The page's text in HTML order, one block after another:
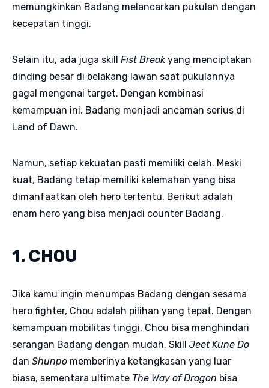
memungkinkan Badang melancarkan pukulan dengan
kecepatan tinggi.
Selain itu, ada juga skill Fist Breakyang menciptakan
dinding besar di belakang lawan saat pukulannya
gagal mengenai target. Dengan kombinasi
kemampuan ini, Badang menjadi ancaman serius di
Land of Dawn.
Namun, setiap kekuatan pasti memiliki celah. Meski
kuat, Badang tetap memiliki kelemahan yang bisa
dimanfaatkan oleh hero tertentu. Berikut adalah
enam hero yang bisa menjadi counter Badang.
1. CHOU
Jika kamu ingin menumpas Badang dengan sesama
hero fighter, Chou adalah pilihan yang tepat. Dengan
kemampuan mobilitas tinggi, Chou bisa menghindari
serangan Badang dengan mudah. Skill Jeet Kune Do
dan Shunpo memberinya ketangkasan yang luar
biasa, sementara ultimate The Way of Dragon bisa